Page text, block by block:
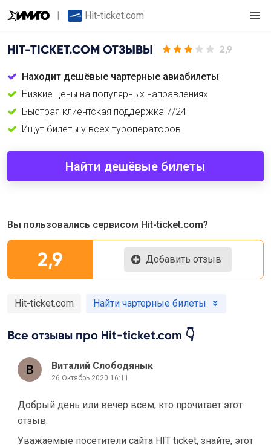
Hit-ticket.com
HIT-TICKET.COM ОТЗЫВЫ 2,9
Находит дешёвые чартерные авиабилеты
Низкие цены на популярных направлениях
Быстрая клиентская поддержка 7/24
Ищут билеты у всех туроператоров
Найти дешёвые билеты
Вы пользовались сервисом Hit-ticket.com?
2,9 Добавить отзыв
Hit-ticket.com Найти чартерные билеты
Все отзывы про Hit-ticket.com 👇
Виталий Слободянык
26 Октябрь 2020 16:11
Добрый день или вечер всем, кто прочитает этот
отзыв.
Уважаемые посетители сайта HIT ticket, знайте, этот